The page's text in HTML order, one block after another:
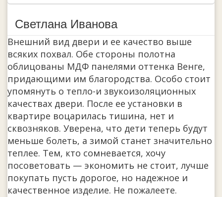
Светлана Иванова
Внешний вид двери и ее качество выше
всяких похвал. Обе стороны полотна
облицованы МДФ панелями оттенка Венге,
придающими им благородства. Особо стоит
упомянуть о тепло-и звукоизоляционных
качествах двери. После ее установки в
квартире воцарилась тишина, нет и
сквозняков. Уверена, что дети теперь будут
меньше болеть, а зимой станет значительно
теплее. Тем, кто сомневается, хочу
посоветовать — экономить не стоит, лучше
покупать пусть дорогое, но надежное и
качественное изделие. Не пожалеете.